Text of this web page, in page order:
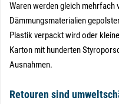
Waren werden gleich
Dämmungsmaterialien
Plastik verpackt wird oder
Karton mit hunderten
Ausnahmen.
Retouren sind